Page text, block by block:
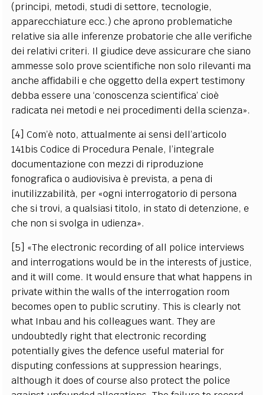
(principi, metodi, studi di settore, tecnologie,
apparecchiature ecc.) che aprono problematiche
relative sia alle inferenze probatorie che alle verifiche
dei relativi criteri. Il giudice deve assicurare che siano
ammesse solo prove scientifiche non solo rilevanti ma
anche affidabili e che oggetto della expert testimony
debba essere una ‘conoscenza scientifica’ cioè
radicata nei metodi e nei procedimenti della scienza».
[4] Com’è noto, attualmente ai sensi dell’articolo
141bis Codice di Procedura Penale, l’integrale
documentazione con mezzi di riproduzione
fonografica o audiovisiva è prevista, a pena di
inutilizzabilità, per «ogni interrogatorio di persona
che si trovi, a qualsiasi titolo, in stato di detenzione, e
che non si svolga in udienza».
[5] «The electronic recording of all police interviews
and interrogations would be in the interests of justice,
and it will come. It would ensure that what happens in
private within the walls of the interrogation room
becomes open to public scrutiny. This is clearly not
what Inbau and his colleagues want. They are
undoubtedly right that electronic recording
potentially gives the defence useful material for
disputing confessions at suppression hearings,
although it does of course also protect the police